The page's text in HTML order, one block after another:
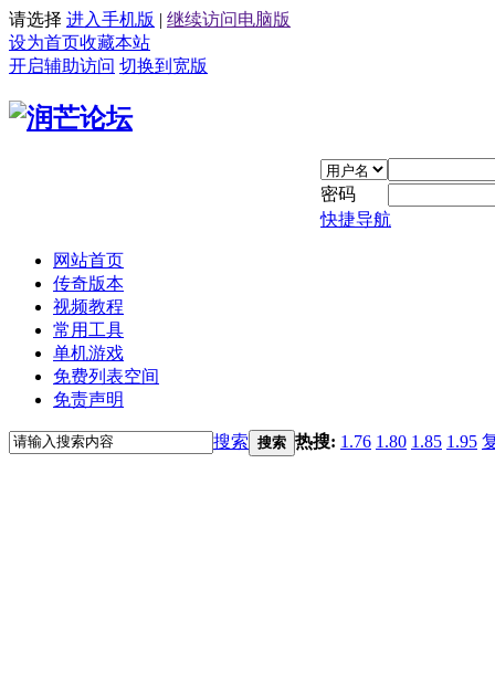
请选择 进入手机版 | 继续访问电脑版
设为首页收藏本站
开启辅助访问 切换到宽版
密码
快捷导航
网站首页
传奇版本
视频教程
常用工具
单机游戏
免费列表空间
免责声明
搜索 搜索 热搜: 1.76 1.80 1.85 1.95